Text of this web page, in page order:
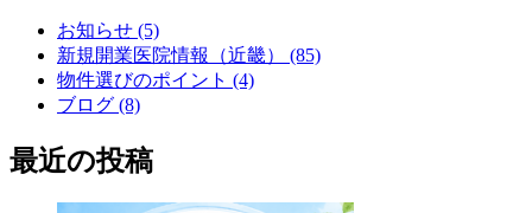
お知らせ (5)
新規開業医院情報（近畿） (85)
物件選びのポイント (4)
ブログ (8)
最近の投稿